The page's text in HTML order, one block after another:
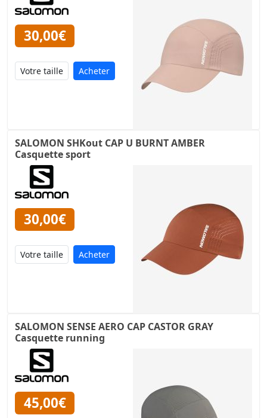
30,00€
Acheter
SALOMON SHKout CAP U BURNT AMBER
Casquette sport
30,00€
Acheter
SALOMON SENSE AERO CAP CASTOR GRAY
Casquette running
45,00€